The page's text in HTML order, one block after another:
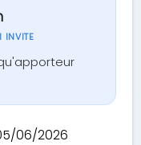
INVITE
06/2026